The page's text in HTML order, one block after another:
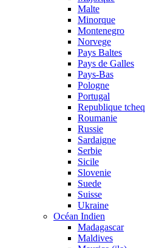
Malte
Minorque
Montenegro
Norvege
Pays Baltes
Pays de Galles
Pays-Bas
Pologne
Portugal
Republique
Roumanie
Russie
Sardaigne
Serbie
Sicile
Slovenie
Suede
Suisse
Ukraine
Océan Indien
Madagascar
Maldives